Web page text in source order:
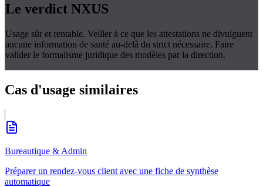
Le verdict NXUS
Usage sûr et rentable. Veiller à ce que les attestations ne divulguent
aucune information de santé au-delà du strict nécessaire. Faire
valider le formalisme juridique des modèles par la direction.
Cas d'usage similaires
Bureautique & Admin
Préparer un rendez-vous client avec une fiche de synthèse
automatique